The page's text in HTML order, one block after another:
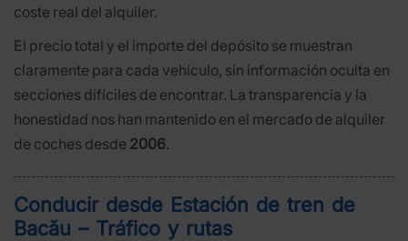
coste real del alquiler.
El precio total y el importe del depósito se muestran
claramente para cada vehículo, sin información oculta en
secciones difíciles de encontrar. La transparencia y la
honestidad nos han mantenido en el mercado de alquiler
de coches desde 2006.
Conducir desde Estación de tren de
Bacău – Tráfico y rutas